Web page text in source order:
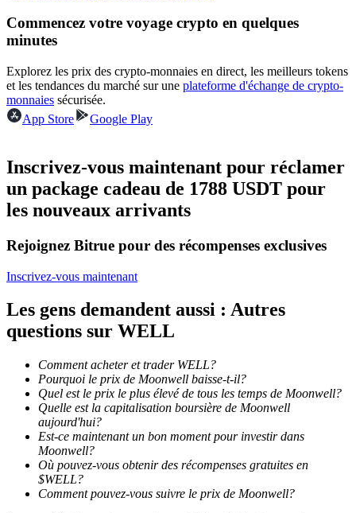
Profitez du partage des bénéfices et des commissions de copy
trading
Information
Analyse de mégadonnées, y compris des informations
commerciales, etc.
Commencez votre voyage crypto en quelques
minutes
Explorez les prix des crypto-monnaies en direct, les meilleurs tokens
et les tendances du marché sur une plateforme d'échange de crypto-
monnaies sécurisée.
App Store
Google Play
Inscrivez-vous maintenant pour réclamer
un package cadeau de 1788 USDT pour
les nouveaux arrivants
Rejoignez Bitrue pour des récompenses exclusives
Inscrivez-vous maintenant
Les gens demandent aussi : Autres
questions sur WELL
Comment acheter et trader WELL?
Pourquoi le prix de Moonwell baisse-t-il?
Quel est le prix le plus élevé de tous les temps de Moonwell?
Quelle est la capitalisation boursière de Moonwell
aujourd'hui?
Est-ce maintenant un bon moment pour investir dans
Moonwell?
Où pouvez-vous obtenir des récompenses gratuites en
$WELL?
Comment pouvez-vous suivre le prix de Moonwell?